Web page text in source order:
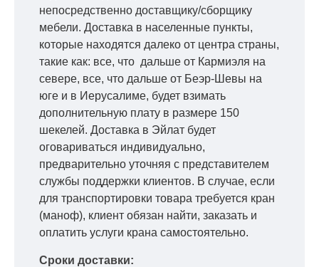
непосредственно доставщику/сборщику
мебели. Доставка в населенные пункты,
которые находятся далеко от центра страны,
такие как: все, что дальше от Кармиэля на
севере, все, что дальше от Беэр-Шевы на
юге и в Иерусалиме, будет взимать
дополнительную плату в размере 150
шекелей. Доставка в Эйлат будет
оговариваться индивидуально,
предварительно уточняя с представителем
службы поддержки клиентов. В случае, если
для транспортировки товара требуется кран
(маноф), клиент обязан найти, заказать и
оплатить услуги крана самостоятельно.
Сроки доставки: